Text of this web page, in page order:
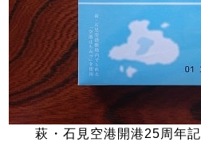
萩・石見空港開港25周年